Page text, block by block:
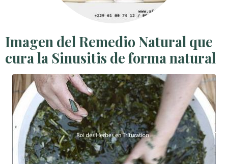
Imagen del Remedio Natural que
cura la Sinusitis de forma natural